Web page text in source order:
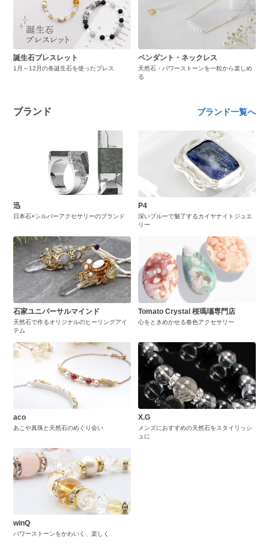
誕生石ブレスレット
1月～12月の各誕生石を使ったブレス
ペンダント・ネックレス
天然石・パワーストーンを一粒から楽しめ
る
ブランド ブランド一覧へ
迅
日本石×シルバーアクセサリーのブランド
P4
深いブルーで魅了するカイヤナイトジュエ
リー
石家ユニバーサルマインド
天然石で作るオリジナルのヒーリングアイ
テム
Tomato Crystal 桜瑪瑙専門店
心をときめかせる春色アクセサリー
aco
あこや真珠と天然石のめぐり会い
X.G
メンズにおすすめの天然石をスタイリッシ
ュに
winQ
パワーストーンをかわいく、楽しく